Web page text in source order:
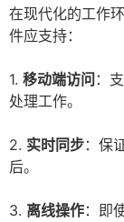
在现代化的工作
件应支持：
1. 移动端访问 ：
处理工作。
2. 实时同步：保
后。
3. 离线操作：即